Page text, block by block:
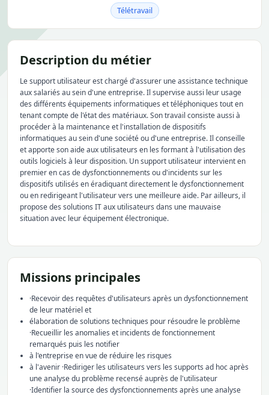
Télétravail
Description du métier
Le support utilisateur est chargé d'assurer une assistance technique
aux salariés au sein d'une entreprise. Il supervise aussi leur usage
des différents équipements informatiques et téléphoniques tout en
tenant compte de l'état des matériaux. Son travail consiste aussi à
procéder à la maintenance et l'installation de dispositifs
informatiques au sein d'une société ou d'une entreprise. Il conseille
et apporte son aide aux utilisateurs en les formant à l'utilisation des
outils logiciels à leur disposition. Un support utilisateur intervient en
premier en cas de dysfonctionnements ou d'incidents sur les
dispositifs utilisés en éradiquant directement le dysfonctionnement
ou en redirigeant l'utilisateur vers une meilleure aide. Par ailleurs, il
propose des solutions IT aux utilisateurs dans une mauvaise
situation avec leur équipement électronique.
Missions principales
·Recevoir des requêtes d'utilisateurs après un dysfonctionnement
de leur matériel et
élaboration de solutions techniques pour résoudre le problème
·Recueillir les anomalies et incidents de fonctionnement
remarqués puis les notifier
à l'entreprise en vue de réduire les risques
à l'avenir ·Rediriger les utilisateurs vers les supports ad hoc après
une analyse du problème recensé auprès de l'utilisateur
·Identifier la source des dysfonctionnements après une analyse